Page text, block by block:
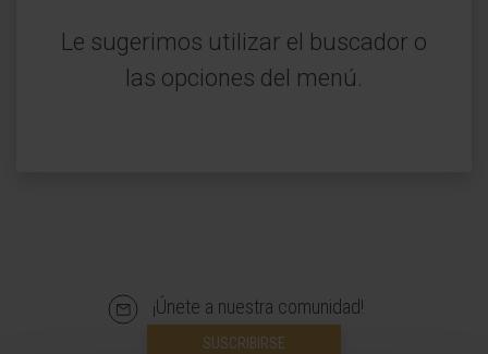
Le sugerimos utilizar el buscador o
las opciones del menú.
¡Únete a nuestra comunidad!
SUSCRIBIRSE